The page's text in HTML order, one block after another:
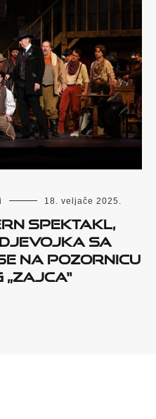
18. veljače 2025.
spektakl,
sa
na pozornicu